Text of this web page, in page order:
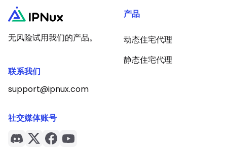
无风险试用我们的产品。
联系我们
support@ipnux.com
社交媒体账号
产品
动态住宅代理
静态住宅代理